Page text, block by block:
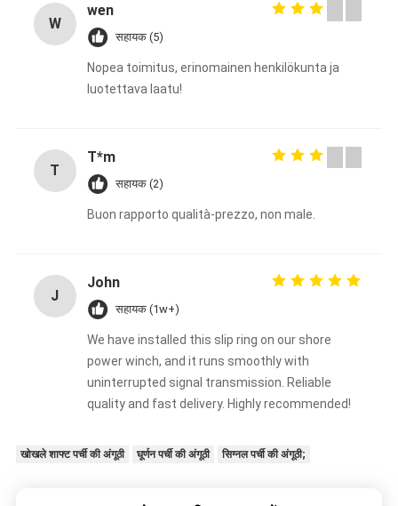
W
wen
सहायक (5)
Nopea toimitus, erinomainen henkilökunta ja
luotettava laatu!
T
T*m
सहायक (2)
Buon rapporto qualità-prezzo, non male.
J
John
सहायक (1w+)
We have installed this slip ring on our shore
power winch, and it runs smoothly with
uninterrupted signal transmission. Reliable
quality and fast delivery. Highly recommended!
खोखले शाफ्ट पर्ची की अंगूठी घूर्णन पर्ची की अंगूठी सिग्नल पर्ची की अंगूठी;